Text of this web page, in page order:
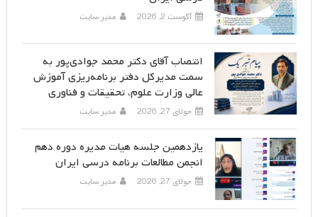
آگوست 2, 2026 مدیر سایت
انتصاب آقای دکتر محمد جوادی‌پور به
سمت مدیرکل دفتر برنامه‌ریزی آموزش
عالی وزارت علوم، تحقیقات و فناوری
جولای 27, 2026 مدیر سایت
یازدهمین جلسه هیات مدیره دوره دهم
انجمن مطالعات برنامه درسی ایران
جولای 27, 2026 مدیر سایت